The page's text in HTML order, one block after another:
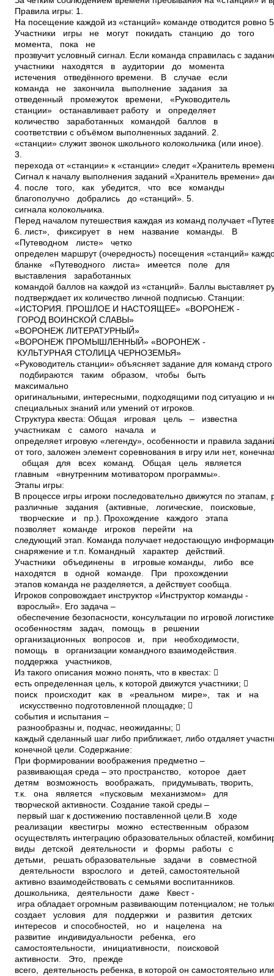
Правила игры: 1.
На посещение каждой из «станций» команде отводится ровно
Участники игры не могут покидать станцию до того
момента, пока не
прозвучит условный сигнал. Если команда справилась с
участники находятся в аудитории до момента
истечения отведённого времени. В случае если
команда не закончила выполнение задания за
отведенный промежуток времени, «Руководитель
станции» останавливает работу и определяет
количество заработанных командой баллов в
соответствии с объёмом выполненных заданий. 2.
«станции» служит звонок школьного колокольчика (или иное).
3.
перехода от «станции» к «станции» следит «Хранитель
Сигнал к началу выполнения заданий «Хранитель времени»
4. после того, как убедится, что все команды
благополучно добрались до «станций». 5.
сигнала колокольчика.
Перед началом путешествия каждая из команд получает
6. лист», фиксирует в нем название команды. В
«Путеводном листе» четко
определен маршрут (очередность) посещения «станций»
бланке «Путеводного листа» имеется поле для
выставления заработанных
командой баллов на каждой из «станций». Баллы выставляет
подтверждает их количество личной подписью. Станции:
«ИСТОРИЯ. ПРОШЛОЕ И НАСТОЯЩЕЕ» «ВОРОНЕЖ ­
ГОРОД ВОИНСКОЙ СЛАВЫ»
«ВОРОНЕЖ ЛИТЕРАТУРНЫЙ»
«ВОРОНЕЖ ПРОМЫШЛЕННЫЙ» «ВОРОНЕЖ ­
КУЛЬТУРНАЯ СТОЛИЦА ЧЕРНОЗЕМЬЯ»
«Руководитель станции» объясняет задание для команд
подбираются таким образом, чтобы быть
максимально
оригинальными, интересными, подходящими под ситуацию и
специальных знаний или умений от игроков.
Структура квеста: Общая игровая цель – известна
участникам с самого начала и
определяет игровую «легенду», особенности и правила
от того, заложен элемент соревнования в игру или нет,
­ общая для всех команд. Общая цель является
главным «внутренним мотиватором программы».
Этапы игры:
В процессе игры игроки последовательно движутся по этапам,
различные задания (активные, логические, поисковые,
творческие и пр.). Прохождение каждого этапа
позволяет команде игроков перейти на
следующий этап. Команда получает недостающую
снаряжение и т.п. Командный характер действий.
Участники объединены в игровые команды, либо все
находятся в одной команде. При прохождении
этапов команда не разделяется, а действует сообща.
Игроков сопровождает инструктор «Инструктор команды ­
взрослый». Его задача –
обеспечение безопасности, консультации по игровой
особенностям задач, помощь в решении
организационных вопросов и, при необходимости,
помощь в организации командного взаимодействия.
поддержка участников,
Из такого описания можно понять, что в квестах: 
есть определенная цель, к которой движутся участники; 
поиск происходит как в «реальном мире», так и на
искусственно подготовленной площадке; 
события и испытания –
разнообразны и, подчас, неожиданны; 
каждый сделанный шаг либо приближает, либо отдаляет
конечной цели. Содержание:
При формировании воображения предметно –
развивающая среда – это пространство, которое дает
детям возможность воображать, придумывать, творить,
т.к. она является «пусковым механизмом» для
творческой активности. Создание такой среды –
первый шаг к достижению поставленной цели.В ходе
реализации квест­игры можно естественным образом
осуществлять интеграцию образовательных областей,
виды детской деятельности и формы работы с
детьми, решать образовательные задачи в совместной
деятельности взрослого и детей, самостоятельной
активно взаимодействовать с семьями воспитанников.
дошкольника, деятельности даже Квест ­
игра обладает огромным развивающим потенциалом; не
создает условия для поддержки и развития детских
интересов и способностей, но и нацелена на
развитие индивидуальности ребенка, его
самостоятельности, инициативности, поисковой
активности. Это, прежде
всего, деятельность ребенка, в которой он самостоятельно